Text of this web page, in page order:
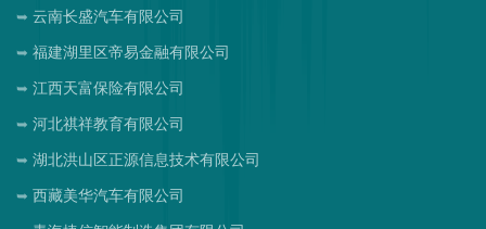
云南长盛汽车有限公司
福建湖里区帝易金融有限公司
江西天富保险有限公司
河北祺祥教育有限公司
湖北洪山区正源信息技术有限公司
西藏美华汽车有限公司